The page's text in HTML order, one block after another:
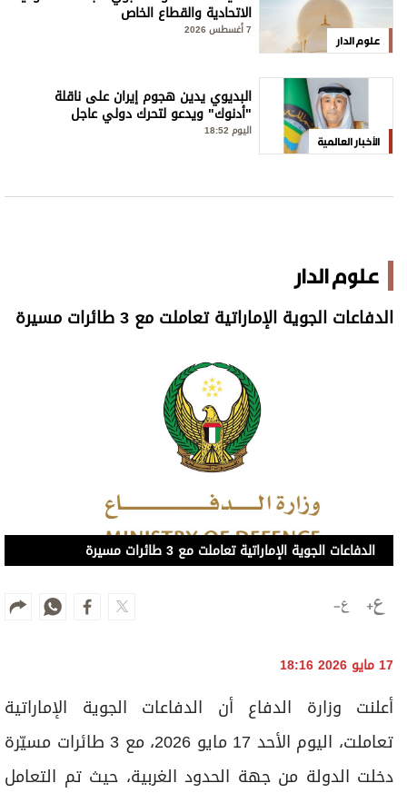
علوم الدار
الاتحادية والقطاع الخاص
الأخبار العالمية
البديوي يدين هجوم إيران على ناقلة
"أدنوك" ويدعو لتحرك دولي عاجل
اليوم 18:52
علوم الدار
الدفاعات الجوية الإماراتية تعاملت مع 3 طائرات مسيرة
الدفاعات الجوية الإماراتية تعاملت مع 3 طائرات مسيرة
17 مايو 2026 18:16
أعلنت وزارة الدفاع أن الدفاعات الجوية الإماراتية
تعاملت، اليوم الأحد 17 مايو 2026، مع 3 طائرات مسيّرة
دخلت الدولة من جهة الحدود الغربية، حيث تم التعامل